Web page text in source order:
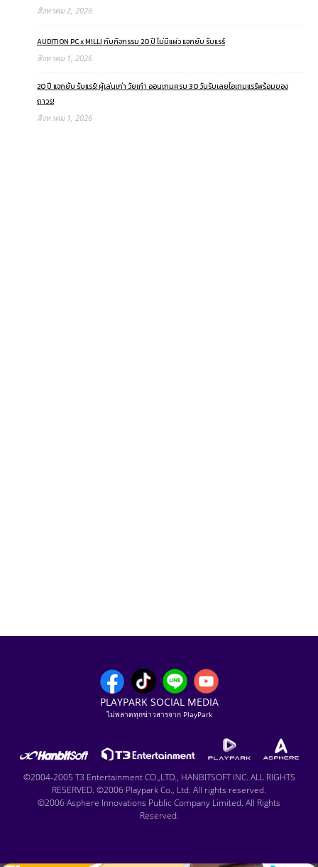
สิงหาคม 2, 2026
AUDITION PC x MILLI กับกิจกรรม 20 ปี ไม่มีแผ่ว แจกยับ รับแรร์
สิงหาคม 1, 2026
20 ปี แจกยับ รับแรร์! ผู้เล่นเก่า วัยเก๋า ออนเกมครบ 30 วันรับเลยไอเทมแรร์พร้อมของ
ถาวร!
สิงหาคม 1, 2026
PLAYPARK SOCIAL MEDIA
ไม่พลาดทุกข่าวสารจาก PlayPark
©2004-2005 T3 Entertainment CO.,LTD., HANBITSOFT INC. ALL RIGHTS
RESERVED. ©2006 Playpark Co., Ltd. All rights reserved.
©2006 Asphere Innovations Public Company Limited. All Rights
Reserved.